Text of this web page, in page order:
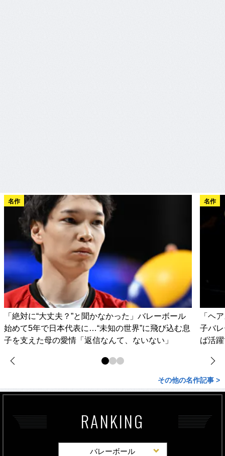
名作
「絶対に“大丈夫？”と聞かなかった」バレーボール
始めて5年で日本代表に…“未知の世界”に飛び込む息
子を支えた母の愛情「返信なんて、ないない」
名作
「ヘ
子バ
ば活
その他の名作記事 >
RANKING
バレーボール